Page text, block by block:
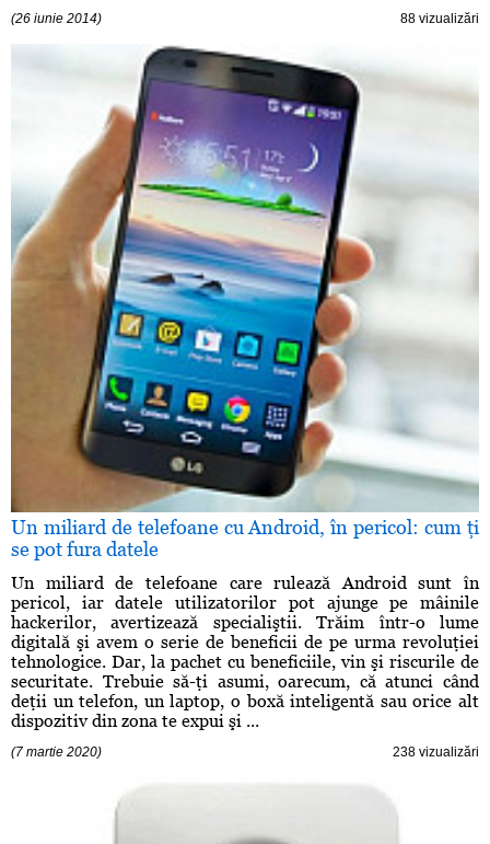
(26 iunie 2014) 88 vizualizări
Un miliard de telefoane cu Android, în pericol: cum ţi
se pot fura datele
Un miliard de telefoane care rulează Android sunt în
pericol, iar datele utilizatorilor pot ajunge pe mâinile
hackerilor, avertizează specialiştii. Trăim într-o lume
digitală şi avem o serie de beneficii de pe urma revoluţiei
tehnologice. Dar, la pachet cu beneficiile, vin şi riscurile de
securitate. Trebuie să-ţi asumi, oarecum, că atunci când
deţii un telefon, un laptop, o boxă inteligentă sau orice alt
dispozitiv din zona te expui şi ...
(7 martie 2020) 238 vizualizări